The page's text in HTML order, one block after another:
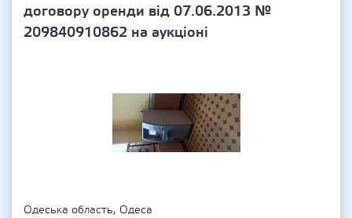
договору оренди від 07.06.2013 №
209840910862 на аукціоні
Одеська область, Одеса